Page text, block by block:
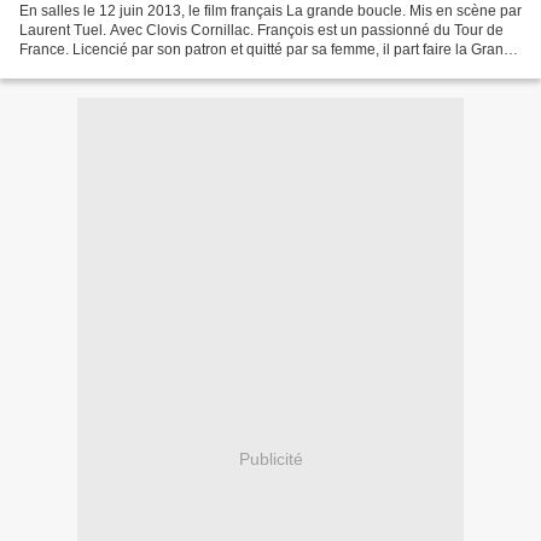
En salles le 12 juin 2013, le film français La grande boucle. Mis en scène par
Laurent Tuel. Avec Clovis Cornillac. François est un passionné du Tour de
France. Licencié par son patron et quitté par sa femme, il part faire la Grande
Publicité